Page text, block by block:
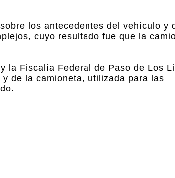
los antecedentes del vehículo y
cuyo resultado fue que la
la Fiscalía Federal de Paso de Los
de la camioneta, utilizada para las